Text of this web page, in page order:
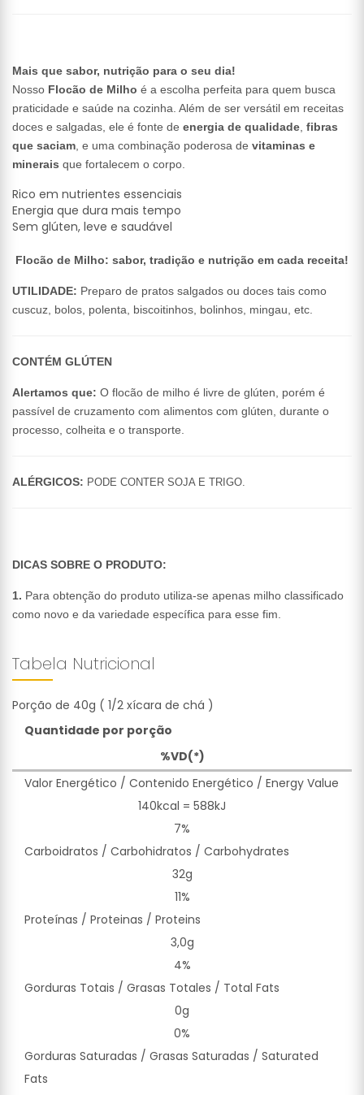
Mais que sabor, nutrição para o seu dia!
Nosso Flocão de Milho é a escolha perfeita para quem busca
praticidade e saúde na cozinha. Além de ser versátil em receitas
doces e salgadas, ele é fonte de energia de qualidade fibras
que saciam , e uma combinação poderosa de vitaminas e
minerais que fortalecem o corpo.
Rico em nutrientes essenciais
Energia que dura mais tempo
Sem glúten, leve e saudável
Flocão de Milho: sabor, tradição e nutrição em cada receita!
UTILIDADE: Preparo de pratos salgados ou doces tais como
cuscuz, bolos, polenta, biscoitinhos, bolinhos, mingau, etc.
CONTÉM GLÚTEN
Alertamos que: O flocão de milho é livre de glúten, porém é
passível de cruzamento com alimentos com glúten, durante o
processo, colheita e o transporte.
ALÉRGICOS: PODE CONTER SOJA E TRIGO.
DICAS SOBRE O PRODUTO:
1. Para obtenção do produto utiliza-se apenas milho classificado
como novo e da variedade específica para esse fim.
Tabela Nutricional
Porção de 40g ( 1/2 xícara de chá )
Quantidade por porção
%VD(*)
Valor Energético / Contenido Energético / Energy Value
140kcal = 588kJ
7%
Carboidratos / Carbohidratos / Carbohydrates
32g
11%
Proteínas / Proteinas / Proteins
3,0g
4%
Gorduras Totais / Grasas Totales / Total Fats
0g
0%
Gorduras Saturadas / Grasas Saturadas / Saturated
Fats